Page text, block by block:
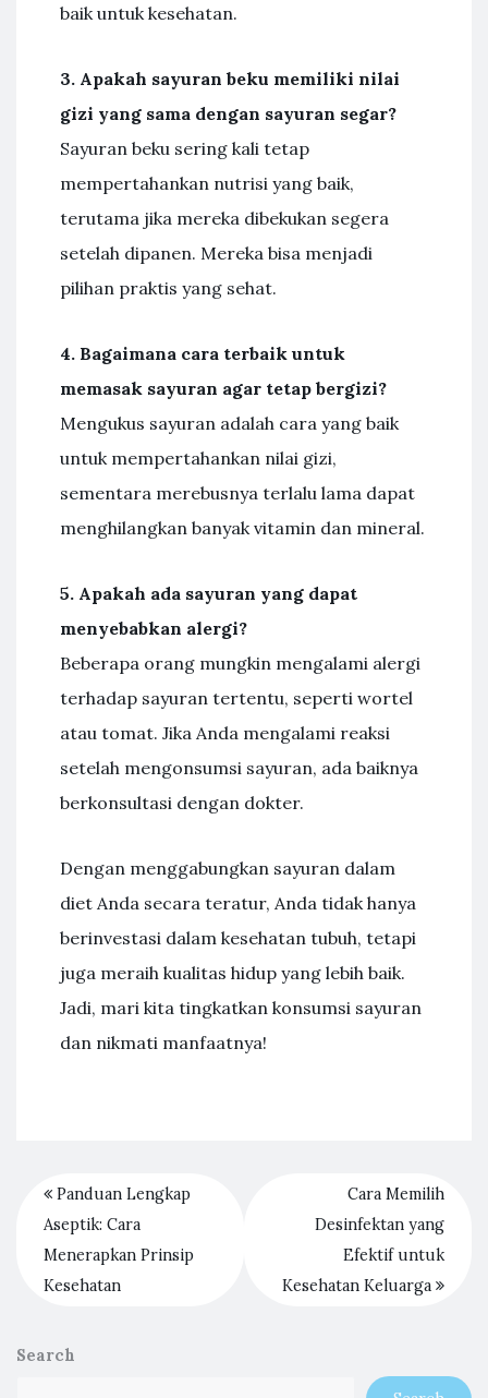
baik untuk kesehatan.
3. Apakah sayuran beku memiliki nilai
gizi yang sama dengan sayuran segar?
Sayuran beku sering kali tetap
mempertahankan nutrisi yang baik,
terutama jika mereka dibekukan segera
setelah dipanen. Mereka bisa menjadi
pilihan praktis yang sehat.
4. Bagaimana cara terbaik untuk
memasak sayuran agar tetap bergizi?
Mengukus sayuran adalah cara yang baik
untuk mempertahankan nilai gizi,
sementara merebusnya terlalu lama dapat
menghilangkan banyak vitamin dan mineral.
5. Apakah ada sayuran yang dapat
menyebabkan alergi?
Beberapa orang mungkin mengalami alergi
terhadap sayuran tertentu, seperti wortel
atau tomat. Jika Anda mengalami reaksi
setelah mengonsumsi sayuran, ada baiknya
berkonsultasi dengan dokter.
Dengan menggabungkan sayuran dalam
diet Anda secara teratur, Anda tidak hanya
berinvestasi dalam kesehatan tubuh, tetapi
juga meraih kualitas hidup yang lebih baik.
Jadi, mari kita tingkatkan konsumsi sayuran
dan nikmati manfaatnya!
Panduan Lengkap
Aseptik: Cara
Menerapkan Prinsip
Kesehatan
Cara Memilih
Desinfektan yang
Efektif untuk
Kesehatan Keluarga
Search